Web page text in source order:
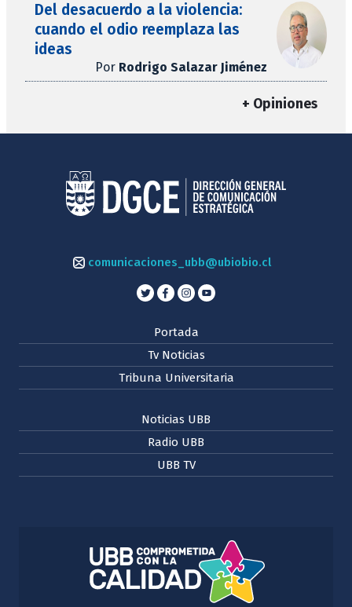
Del desacuerdo a la violencia:
cuando el odio reemplaza las
ideas
Por Rodrigo Salazar Jiménez
+ Opiniones
comunicaciones_ubb@ubiobio.cl
Portada
Tv Noticias
Tribuna Universitaria
Noticias UBB
Radio UBB
UBB TV